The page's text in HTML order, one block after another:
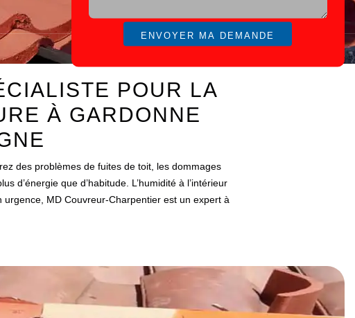
POUR LA
À GARDONNE
des problèmes de fuites de toit, les dommages
d’énergie que d’habitude. L’humidité à l’intérieur
MD Couvreur-Charpentier est un expert à